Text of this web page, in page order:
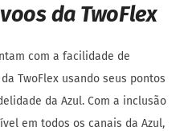
da TwoFlex
com a facilidade de
TwoFlex usando seus pontos
da Azul. Com a inclusão
em todos os canais da Azul,